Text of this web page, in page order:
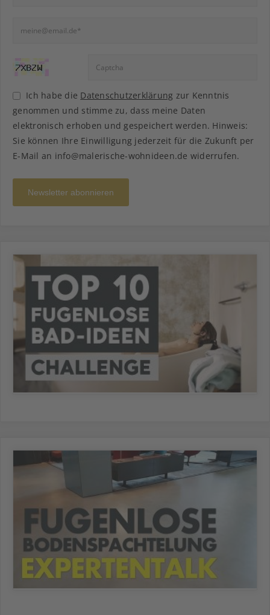
Ich habe die Datenschutzerklärung zur Kenntnis
genommen und stimme zu, dass meine Daten
elektronisch erhoben und gespeichert werden. Hinweis:
Sie können Ihre Einwilligung jederzeit für die Zukunft per
E-Mail an info@malerische-wohnideen.de widerrufen.